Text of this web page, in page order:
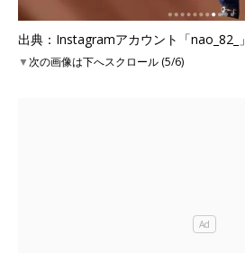
出典：Instagramアカウント「nao_82_」
▼次の画像は下へスクロール (5/6)